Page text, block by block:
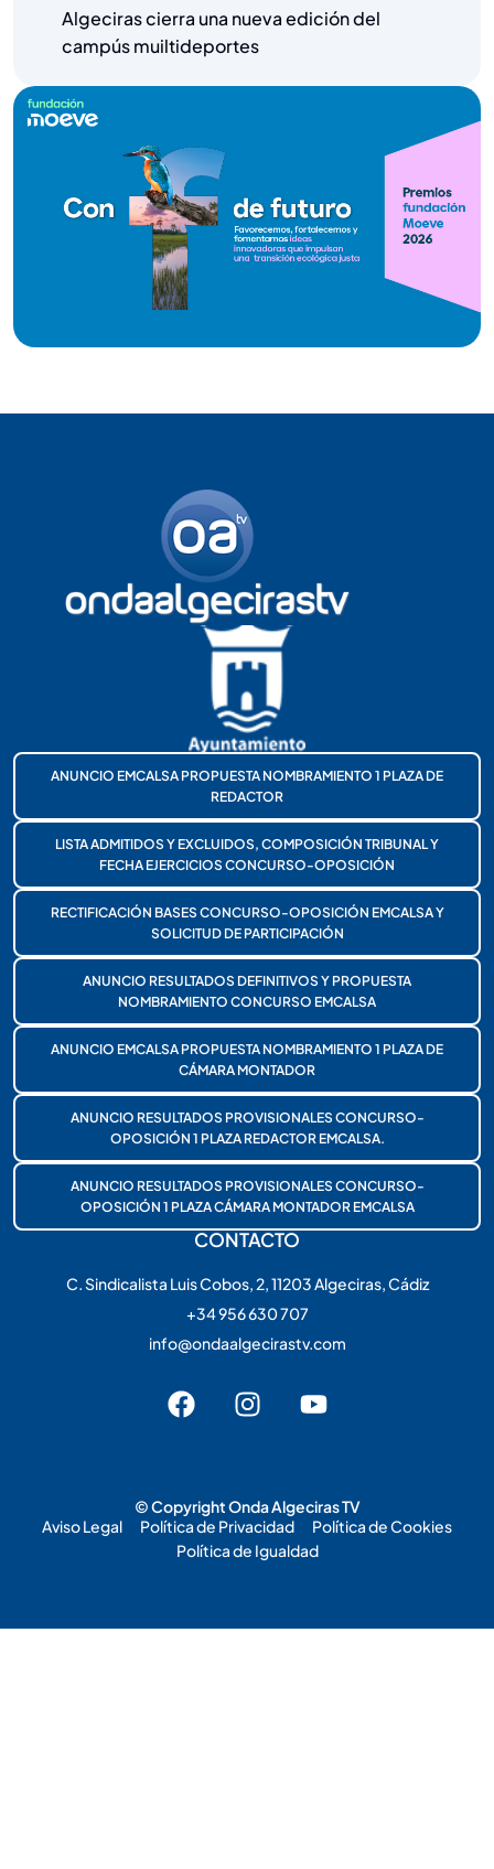
Algeciras cierra una nueva edición del
campús muiltideportes
ANUNCIO EMCALSA PROPUESTA NOMBRAMIENTO 1 PLAZA DE
REDACTOR
LISTA ADMITIDOS Y EXCLUIDOS, COMPOSICIÓN TRIBUNAL Y
FECHA EJERCICIOS CONCURSO-OPOSICIÓN
RECTIFICACIÓN BASES CONCURSO-OPOSICIÓN EMCALSA Y
SOLICITUD DE PARTICIPACIÓN
ANUNCIO RESULTADOS DEFINITIVOS Y PROPUESTA
NOMBRAMIENTO CONCURSO EMCALSA
ANUNCIO EMCALSA PROPUESTA NOMBRAMIENTO 1 PLAZA DE
CÁMARA MONTADOR
ANUNCIO RESULTADOS PROVISIONALES CONCURSO-
OPOSICIÓN 1 PLAZA REDACTOR EMCALSA.
ANUNCIO RESULTADOS PROVISIONALES CONCURSO-
OPOSICIÓN 1 PLAZA CÁMARA MONTADOR EMCALSA
CONTACTO
C. Sindicalista Luis Cobos, 2, 11203 Algeciras, Cádiz
+34 956 630 707
info@ondaalgecirastv.com
© Copyright Onda Algeciras TV
Aviso Legal
Política de Privacidad
Política de Cookies
Política de Igualdad